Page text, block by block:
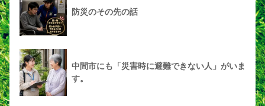
防災のその先の話
中間市にも「災害時に避難できない人」がいま
す。